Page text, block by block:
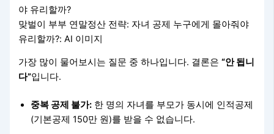
맞벌이 부부 연말정산 전략: 자녀 공제 누구에게 몰아줘야
유리할까?: AI 이미지
가장 많이 물어보시는 질문 중 하나입니다. 결론은“안 됩니
다”입니다.
중복 공제 불가: 한 명의 자녀를 부모가 동시에 인적공제
(기본공제 150만 원)를 받을 수 없습니다.